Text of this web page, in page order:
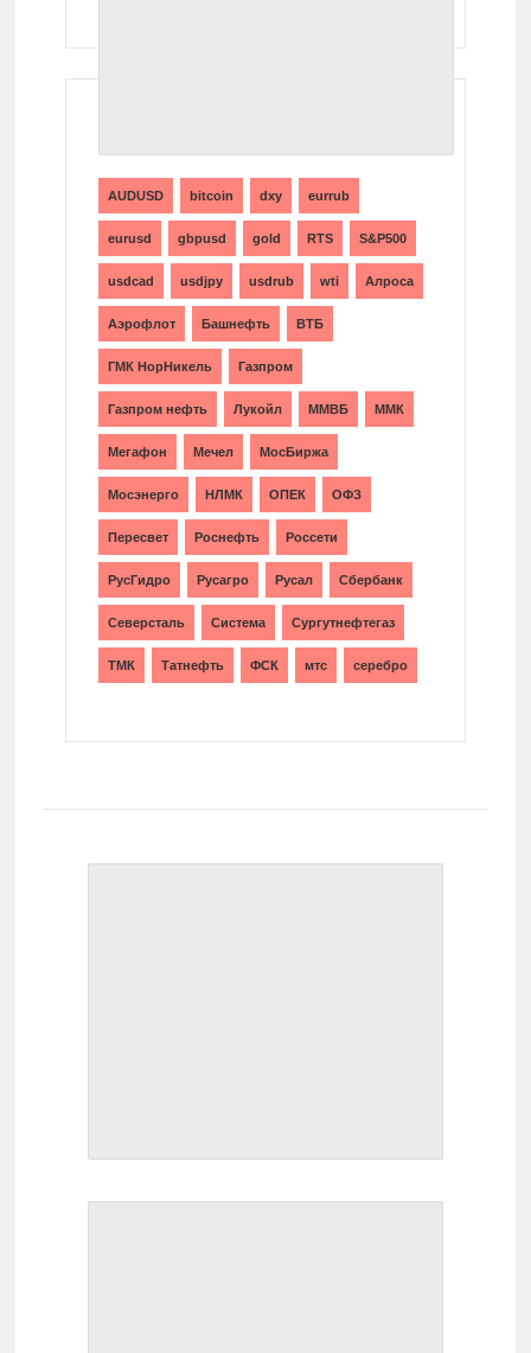
AUDUSD bitcoin dxy eurrub
eurusd gbpusd gold RTS S&P500
usdcad usdjpy usdrub wti Алроса
Аэрофлот Башнефть ВТБ
ГМК НорНикель Газпром
Газпром нефть Лукойл ММВБ ММК
Мегафон Мечел МосБиржа
Мосэнерго НЛМК ОПЕК ОФЗ
Пересвет Роснефть Россети
РусГидро Русагро Русал Сбербанк
Северсталь Система Сургутнефтегаз
ТМК Татнефть ФСК мтс серебро